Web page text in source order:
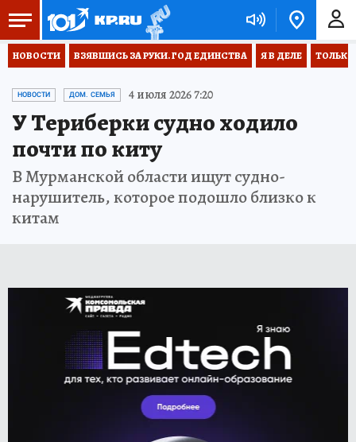
НОВОСТИ ВЗЯВШИСЬ ЗА РУКИ. ГОД ЕДИНСТВА Я В ДЕЛЕ ТОЛЬКО
НОВОСТИ ДОМ. СЕМЬЯ 4 июля 2026 7:20
У Териберки судно ходило
почти по киту
В Мурманской области ищут судно-
нарушитель, которое подошло близко к
китам